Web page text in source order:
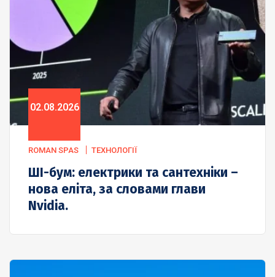
02.08.2026
ROMAN SPAS ТЕХНОЛОГІЇ
ШІ-бум: електрики та сантехніки –
нова еліта, за словами глави
Nvidia.